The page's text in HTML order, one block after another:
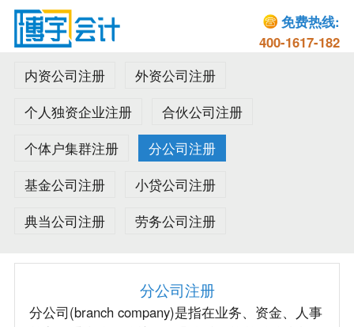
免费热线:
400-1617-182
内资公司注册
外资公司注册
个人独资企业注册
合伙公司注册
个体户集群注册
分公司注册
基金公司注册
小贷公司注册
典当公司注册
劳务公司注册
分公司注册
分公司(branch company)是指在业务、资金、人事